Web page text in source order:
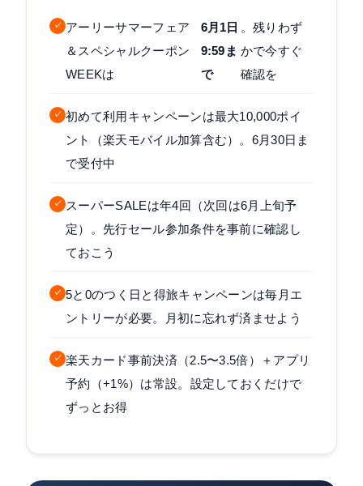
✓
アーリーサマーフェア
＆スペシャルクーポン
WEEKは
6月1日
9:59ま
で
。残りわず
かで今すぐ
確認を
✓ 初めて利用キャンペーンは最大10,000ポイ
ント（楽天モバイル加算含む）。6月30日ま
で受付中
✓
スーパーSALEは年4回（次回は6月上旬予
定）。先行セール参加条件を事前に確認し
ておこう
✓ 5と0のつく日と得旅キャンペーンは毎月エ
ントリーが必要。月初に忘れず済ませよう
✓ 楽天カード事前決済（2.5〜3.5倍）＋アプリ
予約（+1%）は常設。設定しておくだけで
ずっとお得